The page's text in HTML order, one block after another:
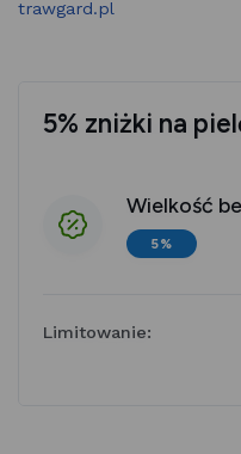
trawgard.pl
5% zniżki na
Wielkość
5%
Limitowanie: